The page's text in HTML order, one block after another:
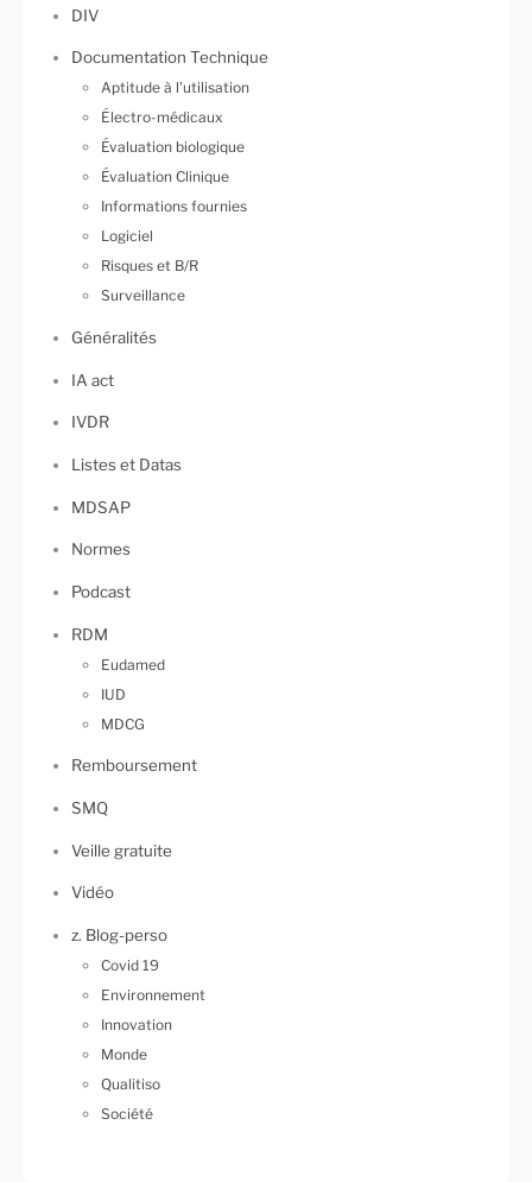
DIV
Documentation Technique
Aptitude à l'utilisation
Électro-médicaux
Évaluation biologique
Évaluation Clinique
Informations fournies
Logiciel
Risques et B/R
Surveillance
Généralités
IA act
IVDR
Listes et Datas
MDSAP
Normes
Podcast
RDM
Eudamed
IUD
MDCG
Remboursement
SMQ
Veille gratuite
Vidéo
z. Blog-perso
Covid 19
Environnement
Innovation
Monde
Qualitiso
Société